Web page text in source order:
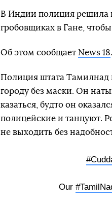
В Индии полиция решила
гробовщиках в Гане,
Об этом сообщает News 18.
Полиция штата Тамилнад
городу без маски. Он
казаться, будто он
полицейские и танцуют.
не выходить без
Our